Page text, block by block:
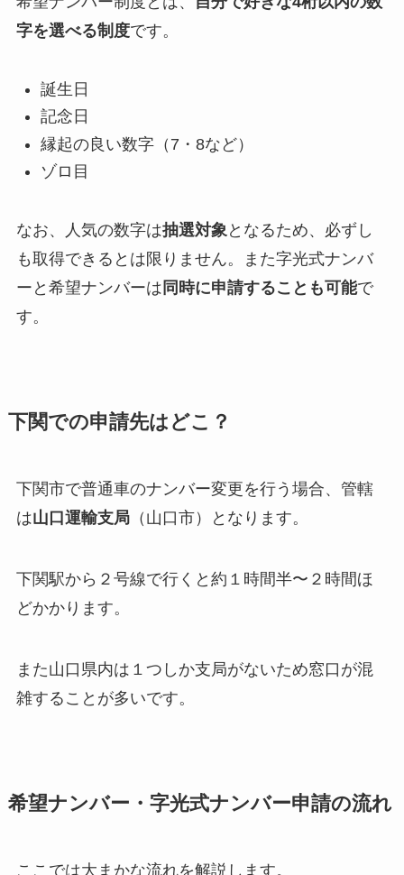
字を選べる制度です。
誕生日
記念日
縁起の良い数字（7・8など）
ゾロ目
なお、人気の数字は抽選対象となるため、必ずし
も取得できるとは限りません。また字光式ナンバ
ーと希望ナンバーは 同時に申請することも可能で
す。
下関での申請先はどこ？
下関市で普通車のナンバー変更を行う場合、管轄
は山口運輸支局（山口市）となります。
下関駅から２号線で行くと約１時間半〜２時間ほ
どかかります。
また山口県内は１つしか支局がないため窓口が混
雑することが多いです。
希望ナンバー・字光式ナンバー申請の流れ
ここでは大まかな流れを解説します。